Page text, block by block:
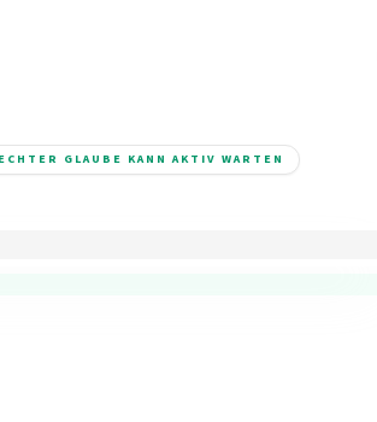
ECHTER GLAUBE KANN AKTIV WARTEN